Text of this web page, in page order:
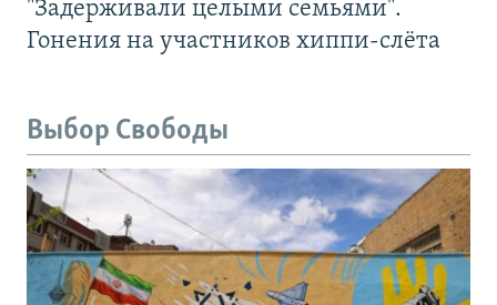
"Задерживали целыми семьями".
Гонения на участников хиппи-слёта
Выбор Свободы